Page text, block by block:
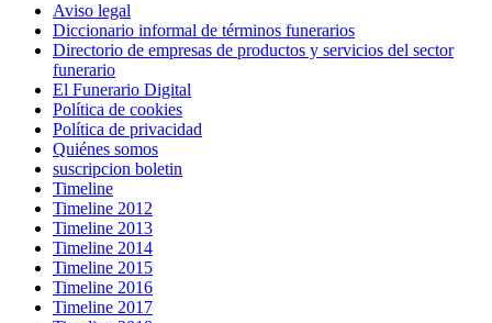
Aviso legal
Diccionario informal de términos funerarios
Directorio de empresas de productos y servicios del sector
funerario
El Funerario Digital
Política de cookies
Política de privacidad
Quiénes somos
suscripcion boletin
Timeline
Timeline 2012
Timeline 2013
Timeline 2014
Timeline 2015
Timeline 2016
Timeline 2017